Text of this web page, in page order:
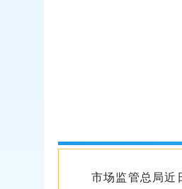
市场监管总局近